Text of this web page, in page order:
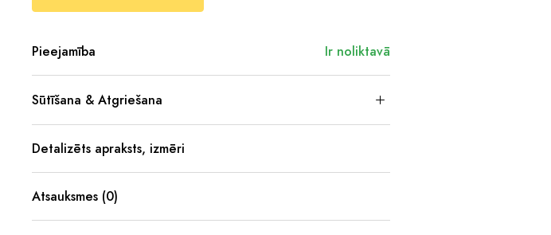
Pieejamība Ir noliktavā
Sūtīšana & Atgriešana
Detalizēts apraksts, izmēri
Atsauksmes (0)